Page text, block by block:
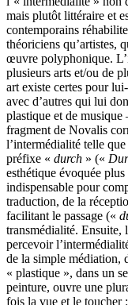
mais plutôt littéraire et
contemporains
théoriciens qu’artistes,
œuvre polyphonique.
plusieurs arts et/ou de
art existe certes pour
avec d’autres qui lui
plastique et de musique
fragment de Novalis
l’intermédialité telle
préfixe « durch » («
esthétique évoquée
indispensable pour
traduction, de la
facilitant le passage («
transmédialité. Ensuite,
percevoir
de la simple médiation,
« plastique », dans un
peinture, ouvre une
fois la vue et le